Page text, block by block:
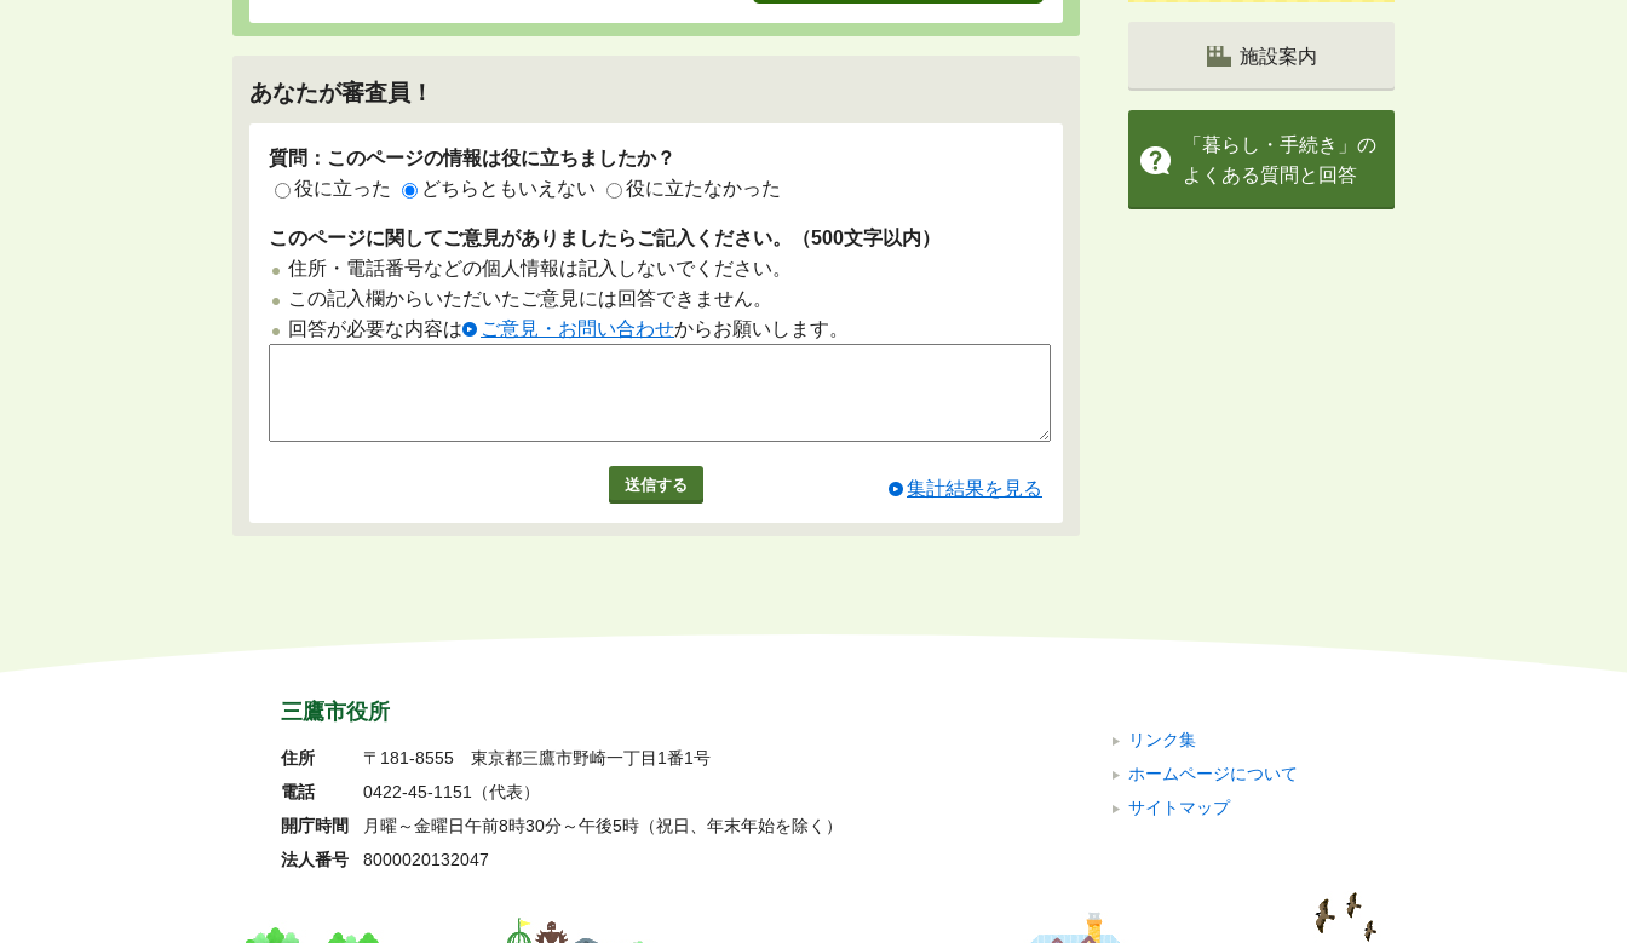
あなたが審査員！
質問：このページの情報は役に立ちましたか？
役に立った
どちらともいえない 役に立たなかった
このページに関してご意見がありましたらご記入ください。（500文字以内）
住所・電話番号などの個人情報は記入しないでください。
この記入欄からいただいたご意見には回答できません。
回答が必要な内容は
ご意見・お問い合わせからお願いします。
集計結果を見る
施設案内
「暮らし・手続き」の
よくある質問と回答
リンク集
ホームページについて
サイトマップ
三鷹市役所
住所 〒181-8555 東京都三鷹市野崎一丁目1番1号
電話
0422-45-1151 （代表）
開庁時間
月曜～金曜日午前8時30分～午後5時（祝日、年末年始を除く）
法人番号
8000020132047